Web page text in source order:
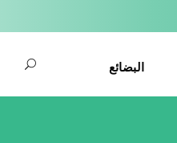
البضائع